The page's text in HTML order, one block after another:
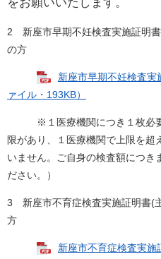
2 新座市早期不妊検査実施証明
の方
新座市早期不妊検査実
ァイル・193KB）
※１医療機関につき１枚必要
限があり、１医療機関で上限を
いません。ご自身の検査額につき
ださい。）
3 新座市不育症検査実施証明書(
方
新座市不育症検査実施